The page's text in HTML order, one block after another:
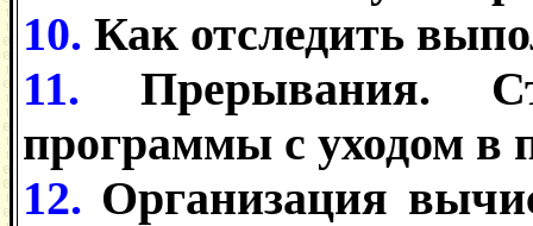
10. Как отследить
11. Прерывания.
программы с уходом в
12. Организация